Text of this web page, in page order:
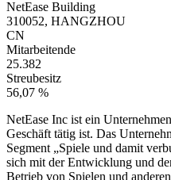
NetEase Building
310052, HANGZHOU
CN
Mitarbeitende
25.382
Streubesitz
56,07 %
NetEase Inc ist ein
Geschäft tätig ist. Das
Segment „Spiele und damit
sich mit der Entwicklung und
Betrieb von Spielen und